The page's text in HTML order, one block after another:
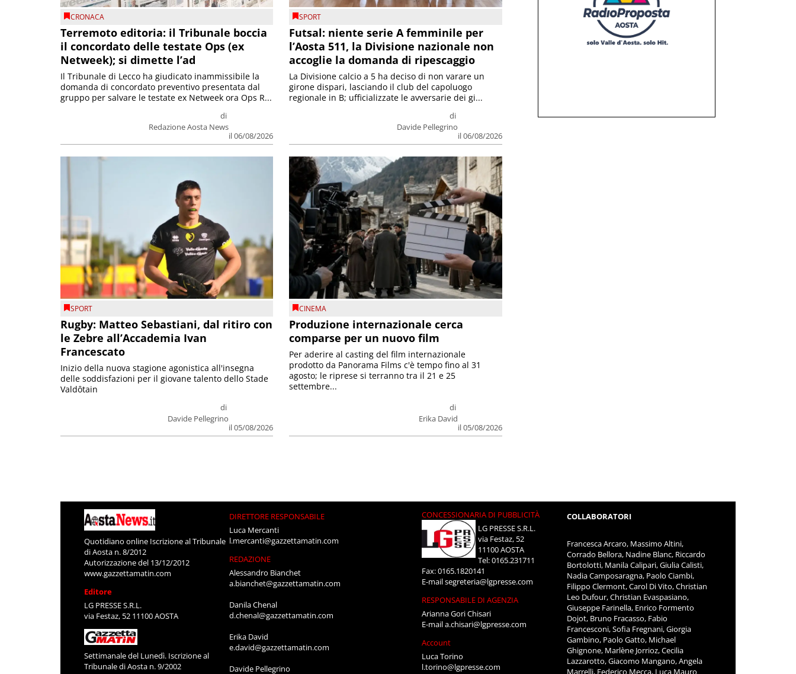
CRONACA
Terremoto editoria: il Tribunale boccia
il concordato delle testate Ops (ex
Netweek); si dimette l’ad
di
Redazione Aosta News
il 06/08/2026
Il Tribunale di Lecco ha giudicato inammissibile la
domanda di concordato preventivo presentata dal
gruppo per salvare le testate ex Netweek ora Ops R...
SPORT
Futsal: niente serie A femminile per
l’Aosta 511, la Divisione nazionale non
accoglie la domanda di ripescaggio
di
Davide Pellegrino
il 06/08/2026
La Divisione calcio a 5 ha deciso di non varare un
girone dispari, lasciando il club del capoluogo
regionale in B; ufficializzate le avversarie dei gi...
SPORT
Rugby: Matteo Sebastiani, dal ritiro con
le Zebre all’Accademia Ivan
Francescato
di
Davide Pellegrino
il 05/08/2026
Inizio della nuova stagione agonistica all'insegna
delle soddisfazioni per il giovane talento dello Stade
Valdôtain
CINEMA
Produzione internazionale cerca
comparse per un nuovo film
di
Erika David
il 05/08/2026
Per aderire al casting del film internazionale
prodotto da Panorama Films c'è tempo fino al 31
agosto; le riprese si terranno tra il 21 e 25
settembre...
Quotidiano online Iscrizione al Tribunale
di Aosta n. 8/2012
Autorizzazione del 13/12/2012
www.gazzettamatin.com
Editore
LG PRESSE S.R.L.
via Festaz, 52 11100 AOSTA
Settimanale del Lunedì. Iscrizione al
Tribunale di Aosta n. 9/2002
DIRETTORE RESPONSABILE
Luca Mercanti
l.mercanti@gazzettamatin.com
REDAZIONE
Alessandro Bianchet
a.bianchet@gazzettamatin.com
Danila Chenal
d.chenal@gazzettamatin.com
Erika David
e.david@gazzettamatin.com
Davide Pellegrino
CONCESSIONARIA DI PUBBLICITÀ
LG PRESSE S.R.L.
via Festaz, 52
11100 AOSTA
Tel: 0165.231711
Fax: 0165.1820141
E-mailsegreteria@lgpresse.com
RESPONSABILE DI AGENZIA
Arianna Gori Chisari
E-maila.chisari@lgpresse.com
Account
Luca Torino
l.torino@lgpresse.com
COLLABORATORI
Francesca Arcaro, Massimo Altini,
Corrado Bellora, Nadine Blanc, Riccardo
Bortolotti, Manila Calipari, Giulia Calisti,
Nadia Camposaragna, Paolo Ciambi,
Filippo Clermont, Carol Di Vito, Christian
Leo Dufour, Christian Evaspasiano,
Giuseppe Farinella, Enrico Formento
Dojot, Bruno Fracasso, Fabio
Francesconi, Sofia Fregnani, Giorgia
Gambino, Paolo Gatto, Michael
Ghignone, Marlène Jorrioz, Cecilia
Lazzarotto, Giacomo Mangano, Angela
Marrelli, Federico Mecca, Luca Mauro